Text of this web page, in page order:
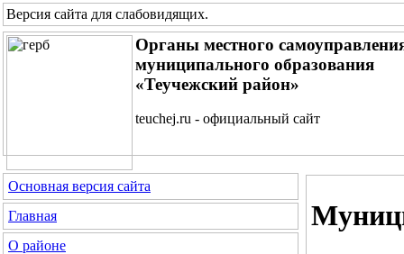
Версия сайта для слабовидящих.
Органы местного
муниципального образования
«Теучежский район»
teuchej.ru - официальный сайт
Основная версия сайта
Главная
О районе